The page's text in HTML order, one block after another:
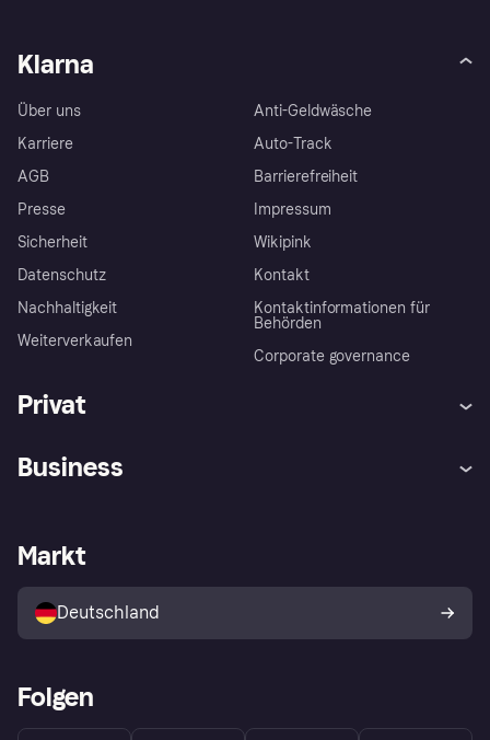
Klarna
Über uns
Karriere
AGB
Presse
Sicherheit
Datenschutz
Nachhaltigkeit
Weiterverkaufen
Anti-Geldwäsche
Auto-Track
Barrierefreiheit
Impressum
Wikipink
Kontakt
Kontaktinformationen für
Behörden
Corporate governance
Privat
Klarna App
Shops entdecken
Käuferschutzrichtlinie
Dein Widerrufsrecht
Business
Händlerportal
Markt
Deutschland
Folgen